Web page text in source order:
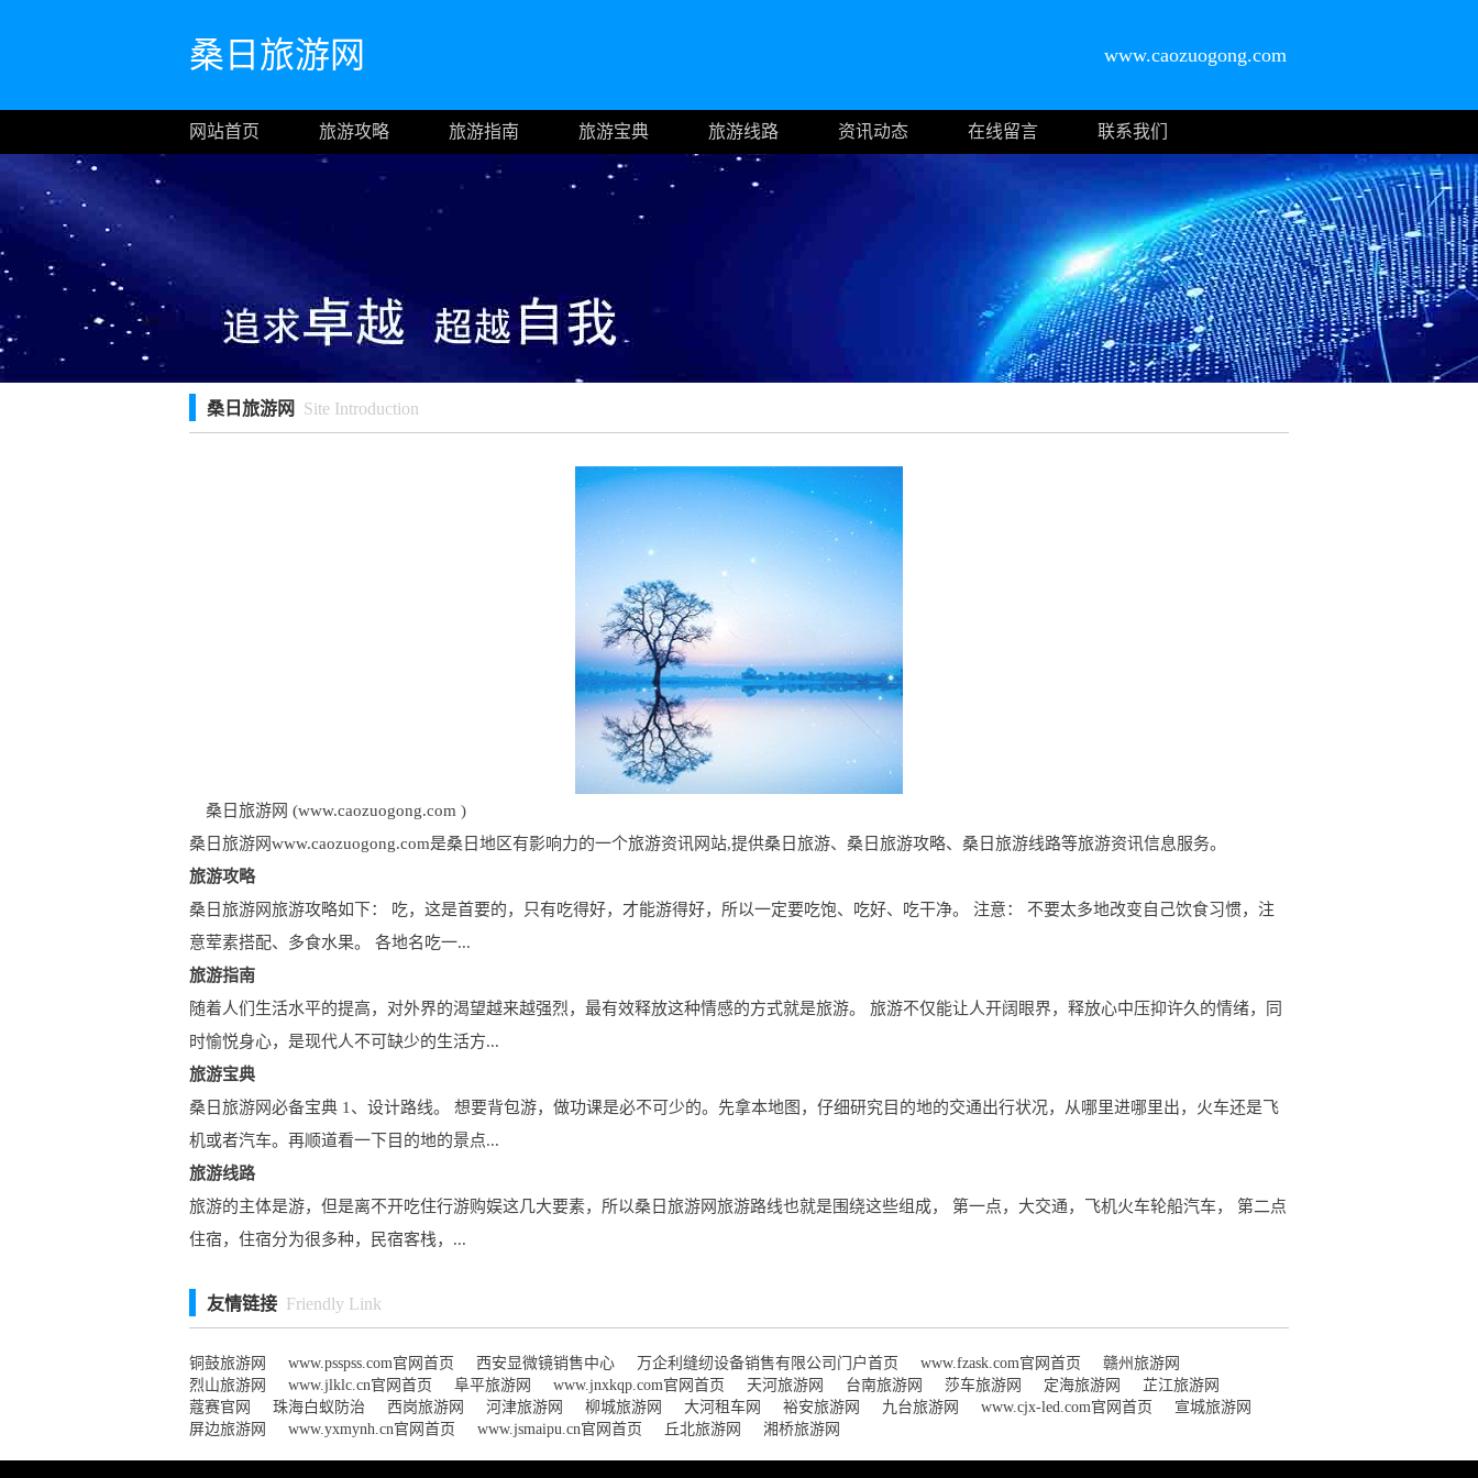
桑日旅游网 www.caozuogong.com
网站首页 旅游攻略 旅游指南 旅游宝典 旅游线路 资讯动态 在线留言 联系我们
桑日旅游网 Site Introduction
桑日旅游网 (www.caozuogong.com )
桑日旅游网www.caozuogong.com是桑日地区有影响力的一个旅游资讯网站,提供桑日旅游、桑日旅游攻略、桑日旅游线路等旅游资讯信息服务。
旅游攻略
桑日旅游网旅游攻略如下： 吃，这是首要的，只有吃得好，才能游得好，所以一定要吃饱、吃好、吃干净。 注意： 不要太多地改变自己饮食习惯，注
意荤素搭配、多食水果。 各地名吃一...
旅游指南
随着人们生活水平的提高，对外界的渴望越来越强烈，最有效释放这种情感的方式就是旅游。 旅游不仅能让人开阔眼界，释放心中压抑许久的情绪，同
时愉悦身心，是现代人不可缺少的生活方...
旅游宝典
桑日旅游网必备宝典 1、设计路线。 想要背包游，做功课是必不可少的。先拿本地图，仔细研究目的地的交通出行状况，从哪里进哪里出，火车还是飞
机或者汽车。再顺道看一下目的地的景点...
旅游线路
旅游的主体是游，但是离不开吃住行游购娱这几大要素，所以桑日旅游网旅游路线也就是围绕这些组成， 第一点，大交通，飞机火车轮船汽车， 第二点
住宿，住宿分为很多种，民宿客栈，...
友情链接 Friendly Link
铜鼓旅游网 www.psspss.com官网首页 西安显微镜销售中心 万企利缝纫设备销售有限公司门户首页 www.fzask.com官网首页
赣州旅游网
烈山旅游网
www.jlklc.cn官网首页 阜平旅游网 www.jnxkqp.com官网首页 天河旅游网 台南旅游网 莎车旅游网 定海旅游网
芷江旅游网
蔻赛官网
珠海白蚁防治 西岗旅游网 河津旅游网 柳城旅游网 大河租车网 裕安旅游网 九台旅游网 www.cjx-led.com官网首页
宣城旅游网
屏边旅游网
www.yxmynh.cn官网首页 www.jsmaipu.cn官网首页 丘北旅游网 湘桥旅游网